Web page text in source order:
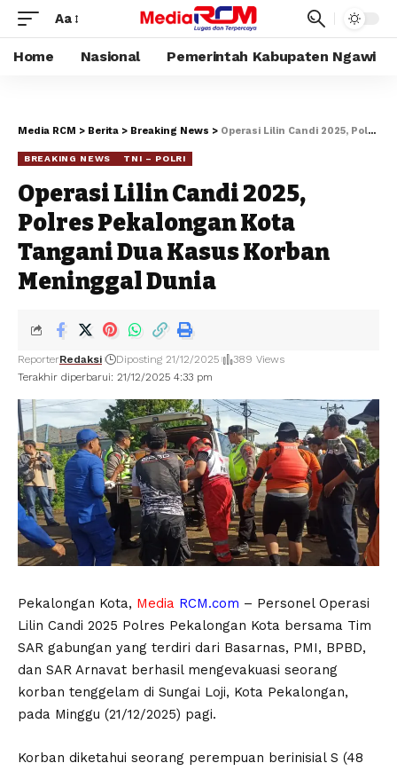
Aa
Home Nasional Pemerintah Kabupaten Ngawi
Media RCM > Berita > Breaking News > Operasi Lilin Candi 2025, Polres Pekalongan Kota Tangani Dua Kasus Korban Meninggal Dunia
BREAKING NEWS TNI – POLRI
Operasi Lilin Candi 2025,
Polres Pekalongan Kota
Tangani Dua Kasus Korban
Meninggal Dunia
Terakhir diperbarui: 21/12/2025 4:33 pm
ReporterRedaksi Diposting 21/12/2025 389 Views
Pekalongan Kota, Media RCM.com – Personel Operasi
Lilin Candi 2025 Polres Pekalongan Kota bersama Tim
SAR gabungan yang terdiri dari Basarnas, PMI, BPBD,
dan SAR Arnavat berhasil mengevakuasi seorang
korban tenggelam di Sungai Loji, Kota Pekalongan,
pada Minggu (21/12/2025) pagi.
Korban diketahui seorang perempuan berinisial S (48